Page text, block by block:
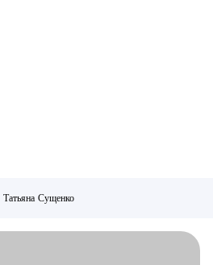
Татьяна Сущенко